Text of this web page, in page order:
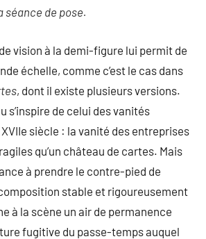
séance de pose.
vision à la demi-figure lui permit de
échelle, comme c’est le cas dans
, dont il existe plusieurs versions.
s’inspire de celui des vanités
siècle : la vanité des entreprises
qu’un château de cartes. Mais
à prendre le contre-pied de
stable et rigoureusement
à la scène un air de permanence
fugitive du passe-temps auquel